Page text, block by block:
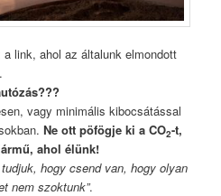
link, ahol az általunk elmondott
vagy minimális kibocsátással
Ne ott pöfögje ki a CO2-t,
ahol élünk!
tudjuk, hogy csend van, hogy olyan
nem szoktunk”.